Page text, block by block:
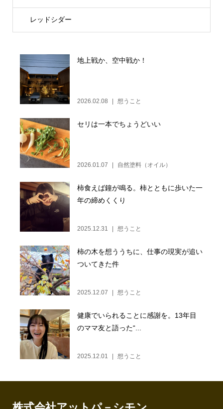
レッドシダー
地上戦か、空中戦か！
2026.02.08 想うこと
セリは一本でちょうどいい
2026.01.07 自然塗料（オイル）
柿食えば鐘が鳴る。柿とともに歩いた一
年の締めくくり
2025.12.31 想うこと
柿の木を想ううちに、仕事の現実が追い
ついてきた件
2025.12.07 想うこと
健康でいられることに感謝を。13年目
のママ友と語った“...
2025.12.01 想うこと